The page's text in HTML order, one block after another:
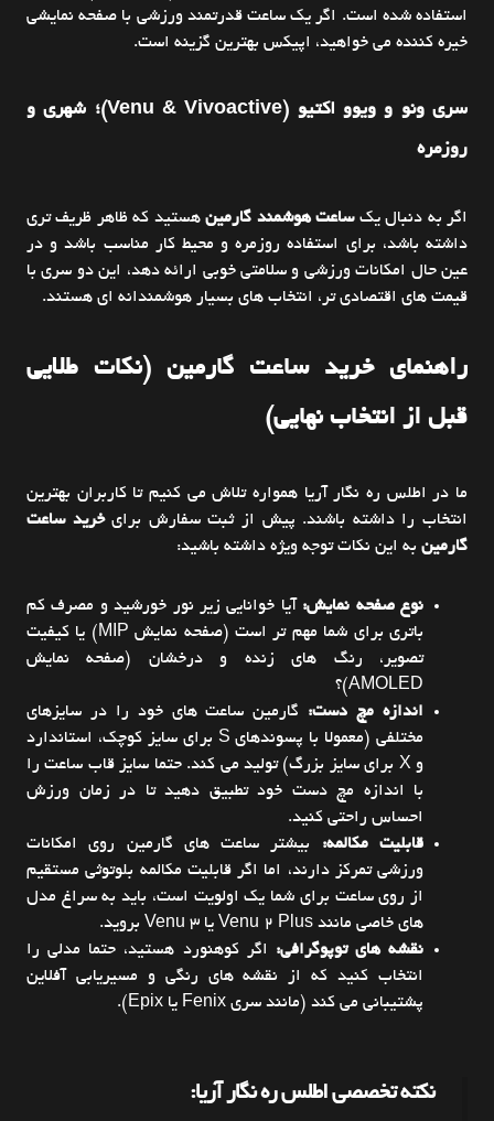
استفاده شده است. اگر یک ساعت قدرتمند ورزشی با صفحه نمایشی
خیره کننده می خواهید، اپیکس بهترین گزینه است.
سری ونو و ویوو اکتیو (Venu & Vivoactive)؛ شهری و
روزمره
اگر به دنبال یکساعت هوشمند گارمینهستید که ظاهر ظریف تری
داشته باشد، برای استفاده روزمره و محیط کار مناسب باشد و در
عین حال امکانات ورزشی و سلامتی خوبی ارائه دهد، این دو سری با
قیمت های اقتصادی تر، انتخاب های بسیار هوشمندانه ای هستند.
راهنمای خرید ساعت گارمین (نکات طلایی
قبل از انتخاب نهایی)
ما در اطلس ره نگار آریا همواره تلاش می کنیم تا کاربران بهترین
انتخاب را داشته باشند. پیش از ثبت سفارش برایخرید ساعت
گارمین به این نکات توجه ویژه داشته باشید:
نوع صفحه نمایش: آیا خوانایی زیر نور خورشید و مصرف کم
باتری برای شما مهم تر است (صفحه نمایش MIP) یا کیفیت
تصویر، رنگ های زنده و درخشان (صفحه نمایش
AMOLED)؟
اندازه مچ دست: گارمین ساعت های خود را در سایزهای
مختلفی (معمولا با پسوندهای S برای سایز کوچک، استاندارد
و X برای سایز بزرگ) تولید می کند. حتما سایز قاب ساعت را
با اندازه مچ دست خود تطبیق دهید تا در زمان ورزش
احساس راحتی کنید.
قابلیت مکالمه: بیشتر ساعت های گارمین روی امکانات
ورزشی تمرکز دارند، اما اگر قابلیت مکالمه بلوتوثی مستقیم
از روی ساعت برای شما یک اولویت است، باید به سراغ مدل
های خاصی مانند Venu 2 Plus یا Venu 3 بروید.
نقشه های توپوگرافی: اگر کوهنورد هستید، حتما مدلی را
انتخاب کنید که از نقشه های رنگی و مسیریابی آفلاین
پشتیبانی می کند (مانند سری Fenix یا Epix).
نکته تخصصی اطلس ره نگار آریا: